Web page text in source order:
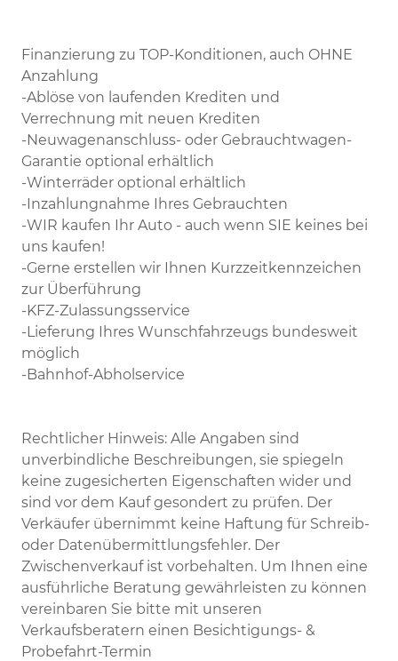
Finanzierung zu TOP-Konditionen, auch OHNE
Anzahlung
-Ablöse von laufenden Krediten und
Verrechnung mit neuen Krediten
-Neuwagenanschluss- oder Gebrauchtwagen-
Garantie optional erhältlich
-Winterräder optional erhältlich
-Inzahlungnahme Ihres Gebrauchten
-WIR kaufen Ihr Auto - auch wenn SIE keines bei
uns kaufen!
-Gerne erstellen wir Ihnen Kurzzeitkennzeichen
zur Überführung
-KFZ-Zulassungsservice
-Lieferung Ihres Wunschfahrzeugs bundesweit
möglich
-Bahnhof-Abholservice
Rechtlicher Hinweis: Alle Angaben sind
unverbindliche Beschreibungen, sie spiegeln
keine zugesicherten Eigenschaften wider und
sind vor dem Kauf gesondert zu prüfen. Der
Verkäufer übernimmt keine Haftung für Schreib-
oder Datenübermittlungsfehler. Der
Zwischenverkauf ist vorbehalten. Um Ihnen eine
ausführliche Beratung gewährleisten zu können
vereinbaren Sie bitte mit unseren
Verkaufsberatern einen Besichtigungs- &
Probefahrt-Termin